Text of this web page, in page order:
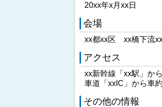
20xx年x月xx日
会場
xx都xx区 xx橋下流
アクセス
xx新幹線「xx駅」か
車道「xxIC」から車
その他の情報